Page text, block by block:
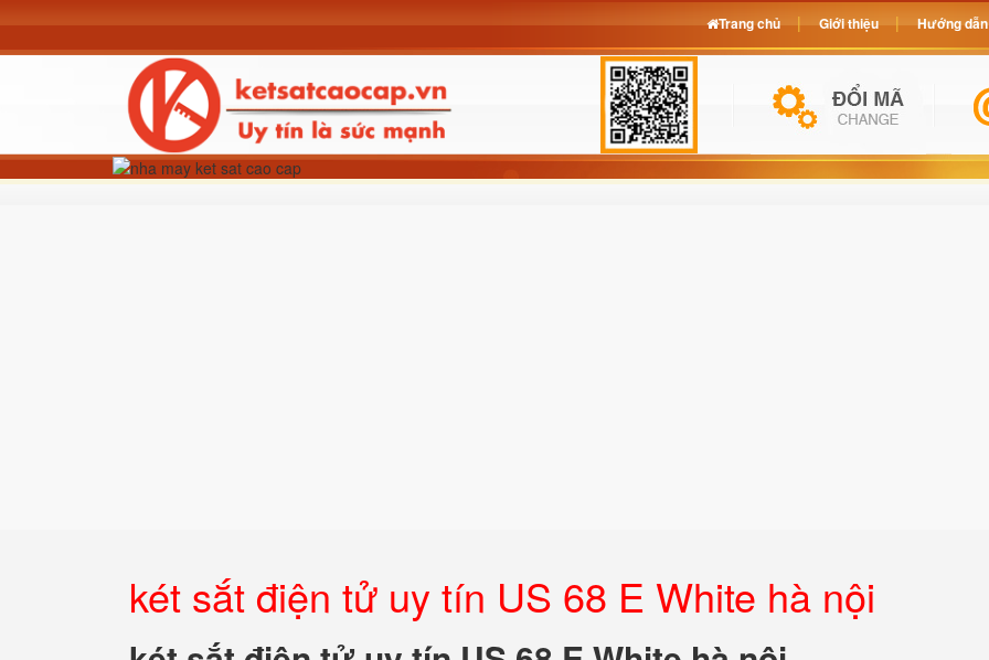
két sắt điện tử uy tín US 68 E White hà nội
Trang chủ Giới thiệu Hướng